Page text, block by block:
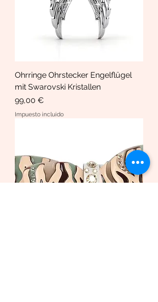
Ohrringe Ohrstecker Engelflügel
mit Swarovski Kristallen
Precio
99,00 €
Impuesto incluido